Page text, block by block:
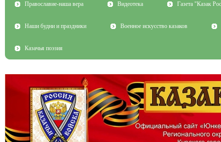
Православие-наша вера Видеотека Газета "Казак
Наши будни и праздники Военное искусство казаков
Казачья поэзия